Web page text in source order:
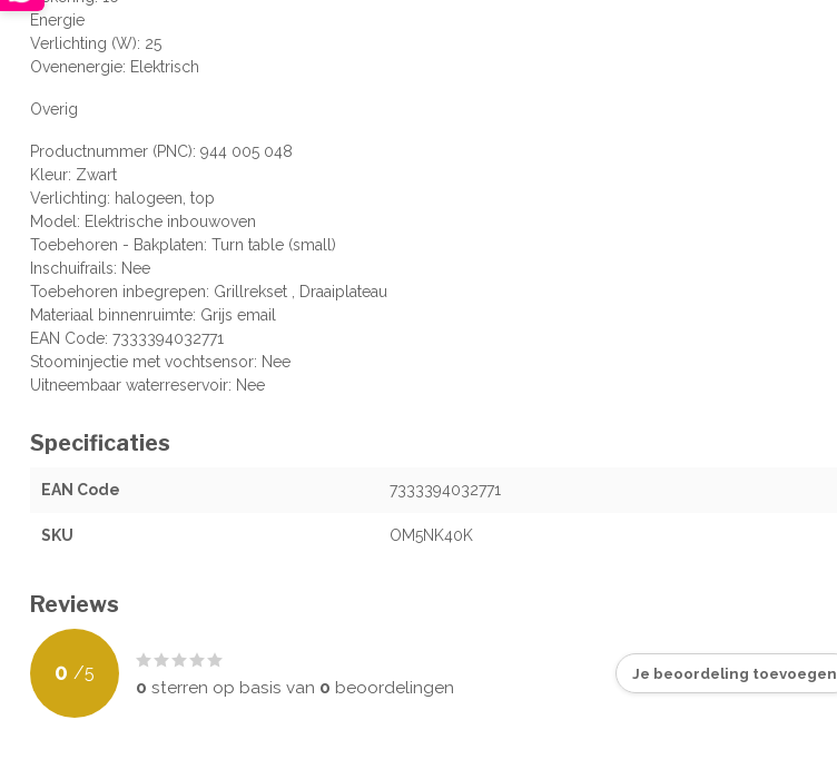
Energie
Verlichting (W): 25
Ovenenergie: Elektrisch
Overig
Productnummer (PNC): 944 005 048
Kleur: Zwart
Verlichting: halogeen, top
Model: Elektrische inbouwoven
Toebehoren - Bakplaten: Turn table (small)
Inschuifrails: Nee
Toebehoren inbegrepen: Grillrekset , Draaiplateau
Materiaal binnenruimte: Grijs email
EAN Code: 7333394032771
Stoominjectie met vochtsensor: Nee
Uitneembaar waterreservoir: Nee
Specificaties
EAN Code 7333394032771
SKU OM5NK40K
Reviews
0 /5
0 sterren op basis van 0 beoordelingen
Je beoordeling toevoegen